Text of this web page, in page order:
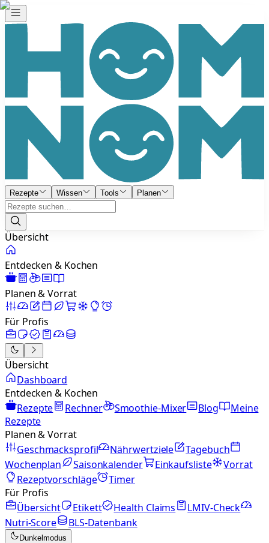
Rezepte Wissen Tools Planen
Übersicht
Entdecken & Kochen
Planen & Vorrat
Für Profis
Übersicht
Dashboard
Entdecken & Kochen
Rezepte
Rechner Smoothie-Mixer Blog
Meine
Rezepte
Planen & Vorrat
Geschmacksprofil
Nährwertziele
Tagebuch
Wochenplan
Saisonkalender Einkaufsliste
Vorrat
Rezeptvorschläge
Timer
Für Profis
Übersicht
Etikett Health Claims
LMIV-Check
Nutri-Score
BLS-Datenbank
Dunkelmodus